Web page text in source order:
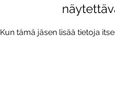
Kun tämä jäsen lisää tietoja